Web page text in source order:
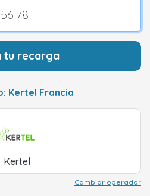
tu recarga
Kertel Francia
Kertel
Cambiar operador